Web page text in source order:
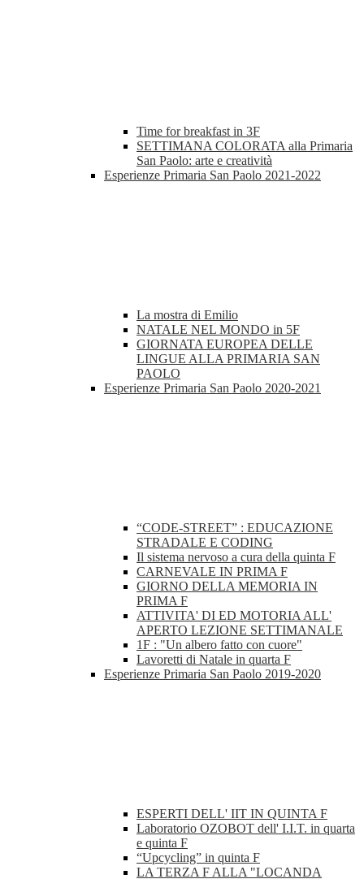
Time for breakfast in 3F
SETTIMANA COLORATA alla Primaria
San Paolo: arte e creatività
Esperienze Primaria San Paolo 2021-2022
La mostra di Emilio
NATALE NEL MONDO in 5F
GIORNATA EUROPEA DELLE
LINGUE ALLA PRIMARIA SAN
PAOLO
Esperienze Primaria San Paolo 2020-2021
“CODE-STREET” : EDUCAZIONE
STRADALE E CODING
Il sistema nervoso a cura della quinta F
CARNEVALE IN PRIMA F
GIORNO DELLA MEMORIA IN
PRIMA F
ATTIVITA' DI ED MOTORIA ALL'
APERTO LEZIONE SETTIMANALE
1F : "Un albero fatto con cuore"
Lavoretti di Natale in quarta F
Esperienze Primaria San Paolo 2019-2020
ESPERTI DELL' IIT IN QUINTA F
Laboratorio OZOBOT dell' I.I.T. in quarta
e quinta F
“Upcycling” in quinta F
LA TERZA F ALLA "LOCANDA